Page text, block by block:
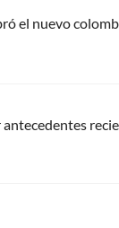
el nuevo